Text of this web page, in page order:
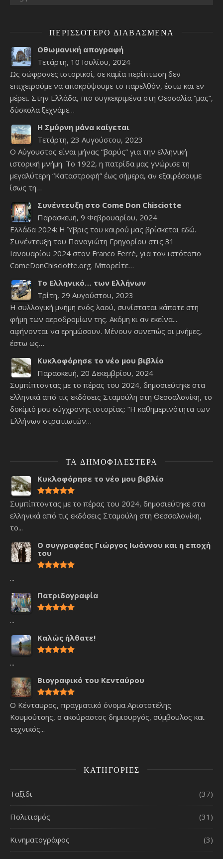
ΠΕΡΙΣΣΌΤΕΡΟ ΔΙΑΒΑΣΜΈΝΑ
Οθωμανική απογραφή
Τετάρτη, 10 Ιουλίου, 2024
Ως σώφρονες ιστορικοί, σε καμία περίπτωση δεν
επιχειρούμε να αποκρύψουμε το παρελθόν, έστω και εν
μέρει. Στην Ελλάδα, πιο συγκεκριμένα στη Θεσσαλία “μας”,
δύσκολα ξεχνάμε…
Η Σμύρνη μάνα καίγεται
Τετάρτη, 23 Αυγούστου, 2023
Ο Αύγουστος είναι μήνας “βαρύς” για την ελληνική
ιστορική μνήμη. Το 1922, η πατρίδα μας γνώρισε τη
μεγαλύτερη “Καταστροφή” έως σήμερα, αν εξαιρέσουμε
ίσως τη…
Συνέντευξη στο Come Don Chisciotte
Παρασκευή, 9 Φεβρουαρίου, 2024
Ελλάδα 2024: Η Ύβρις του καιρού μας βρίσκεται εδώ.
Συνέντευξη του Παναγιώτη Γρηγορίου στις 31
Ιανουαρίου 2024 στον Franco Ferrè, για τον ιστότοπο
ComeDonChisciotte.org. Μπορείτε…
Το Ελληνικό… των Ελλήνων
Τρίτη, 29 Αυγούστου, 2023
Η συλλογική μνήμη ενός λαού, συνίσταται κάποτε στη
φήμη των αεροδρομίων της. Ακόμη κι αν εκείνα...
αφήνονται να ερημώσουν. Μένουν συνεπώς οι μνήμες,
έστω ως…
Κυκλοφόρησε το νέο μου βιβλίο
Παρασκευή, 20 Δεκεμβρίου, 2024
Συμπίπτοντας με το πέρας του 2024, δημοσιεύτηκε στα
ελληνικά από τις εκδόσεις Σταμούλη στη Θεσσαλονίκη, το
δοκίμιό μου σύγχρονης ιστορίας: “Η καθημερινότητα των
Ελλήνων στρατιωτών…
ΤΑ ΔΗΜΟΦΙΛΈΣΤΕΡΑ
Κυκλοφόρησε το νέο μου βιβλίο
Συμπίπτοντας με το πέρας του 2024, δημοσιεύτηκε στα
ελληνικά από τις εκδόσεις Σταμούλη στη Θεσσαλονίκη,
το...
Ο συγγραφέας Γιώργος Ιωάννου και η εποχή
του
...
Πατριδογραφία
...
Καλώς ήλθατε!
...
Βιογραφικό του Κενταύρου
Ο Κένταυρος, πραγματικό όνομα Αριστοτέλης
Κουμούτσης, ο ακούραστος δημιουργός, σύμβουλος και
τεχνικός...
ΚΑΤΗΓΟΡΊΕΣ
Ταξίδι (37)
Πολιτισμός (31)
Κινηματογράφος (3)